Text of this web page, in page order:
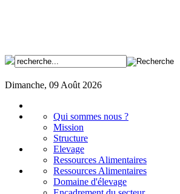
Dimanche, 09 Août 2026
Qui sommes nous ?
Mission
Structure
Elevage
Ressources Alimentaires
Ressources Alimentaires
Domaine d'élevage